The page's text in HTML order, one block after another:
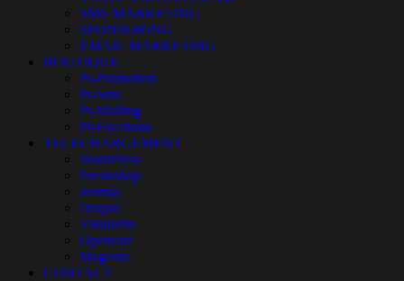
SMS MARKETING
SPONSORING
EMAIL MARKETING
BOUTIQUE
Pr-Promotion
Pr-Sms
Pr-Mailing
Pr-Facebook
TELECHARGEMENT
WordPress
Prestashop
Joomla
Drupal
VBulletin
Opencart
Magento
CONTACT